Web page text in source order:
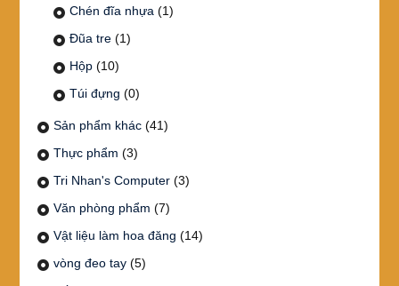
Chén đĩa nhựa (1)
Đũa tre (1)
Hộp (10)
Túi đựng (0)
Sản phẩm khác (41)
Thực phẩm (3)
Tri Nhan's Computer (3)
Văn phòng phẩm (7)
Vật liệu làm hoa đăng (14)
vòng đeo tay (5)